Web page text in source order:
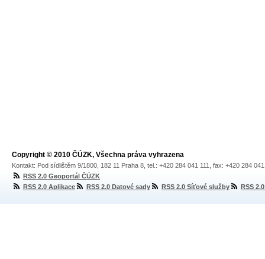
Copyright © 2010 ČÚZK, Všechna práva vyhrazena
Kontakt: Pod sídlištěm 9/1800, 182 11 Praha 8, tel.: +420 284 041 111, fax: +420 284
RSS 2.0 Geoportál ČÚZK
RSS 2.0 Aplikace
RSS 2.0 Datové sady RSS 2.0 Síťové služby RSS